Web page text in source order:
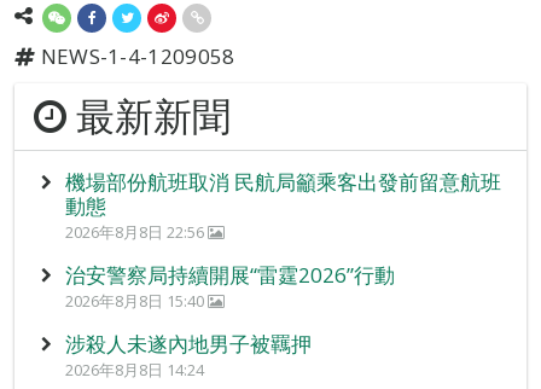
NEWS-1-4-1209058
最新新聞
機場部份航班取消 民航局籲乘客出發前留意航班
動態
2026年8月8日 22:56
治安警察局持續開展“雷霆2026”行動
2026年8月8日 15:40
涉殺人未遂內地男子被羈押
2026年8月8日 14:24